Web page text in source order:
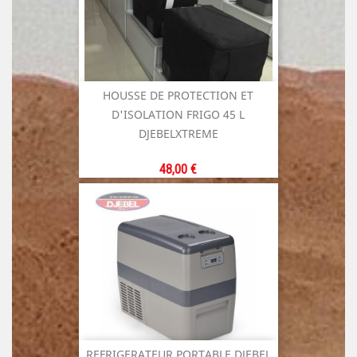
HOUSSE DE PROTECTION ET
D'ISOLATION FRIGO 45 L
DJEBELXTREME
Prix
48,00 €